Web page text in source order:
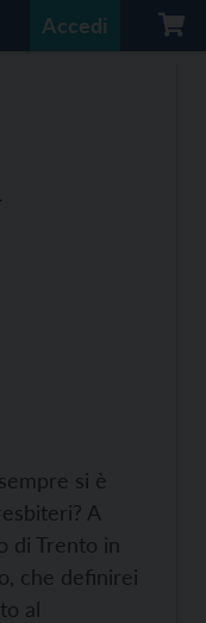
Accedi
si è
A
di Trento in
che definirei
al